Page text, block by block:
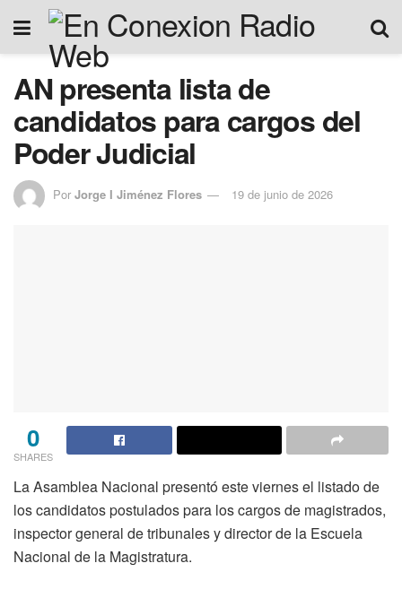
AN presenta lista de
candidatos para cargos del
Poder Judicial
Por Jorge I Jiménez Flores 19 de junio de 2026
0
SHARES
La Asamblea Nacional presentó este viernes el listado de
los candidatos postulados para los cargos de magistrados,
inspector general de tribunales y director de la Escuela
Nacional de la Magistratura.